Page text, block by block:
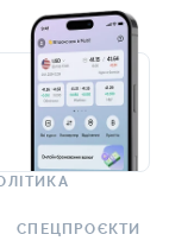
СПЕЦПРОЄКТИ